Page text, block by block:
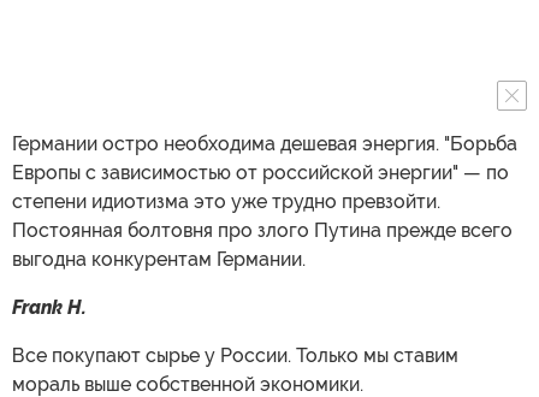
Германии остро необходима дешевая энергия. "Борьба
Европы с зависимостью от российской энергии" — по
степени идиотизма это уже трудно превзойти.
Постоянная болтовня про злого Путина прежде всего
выгодна конкурентам Германии.
Frank H.
Все покупают сырье у России. Только мы ставим
мораль выше собственной экономики.